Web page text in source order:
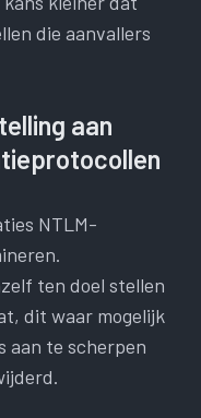
die aanvallers
aan
NTLM-
ten doel stellen
dit waar mogelijk
aan te scherpen